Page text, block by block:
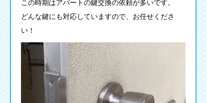
この時期はアパートの鍵交換の依頼が多いです。
どんな鍵にも対応していますので、お任せくださ
い！